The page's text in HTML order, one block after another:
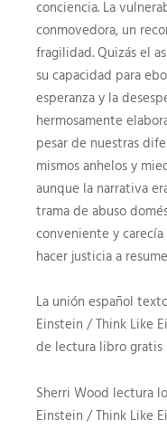
conciencia. La
conmovedora, un
fragilidad. Quizás el
su capacidad para
esperanza y la
hermosamente
pesar de nuestras
mismos anhelos y
aunque la narrativa
trama de abuso
conveniente y
hacer justicia a
La unión español
Einstein / Think Like
de lectura libro
Sherri Wood lectura
Einstein / Think Like